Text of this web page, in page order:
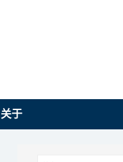
关于